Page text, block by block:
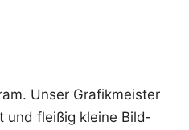
Unser Gra­fik­meis­ter
und flei­ßig klei­ne Bild­